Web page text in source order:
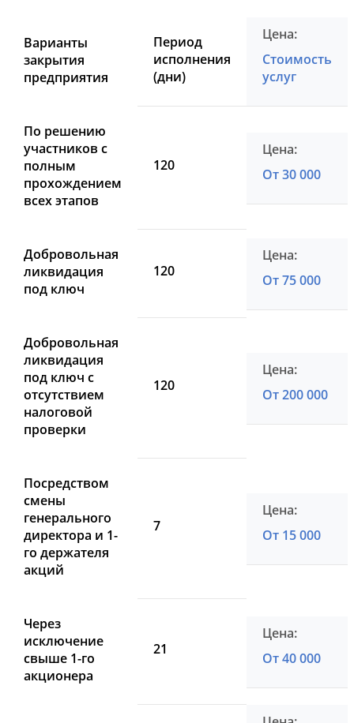
Варианты
закрытия
предприятия
Период
исполнения
(дни)
Стоимость
услуг
По решению
участников с
полным
прохождением
всех этапов
120
От 30 000
Добровольная
ликвидация
под ключ
120
От 75 000
Добровольная
ликвидация
под ключ с
отсутствием
налоговой
проверки
120
От 200 000
Посредством
смены
генерального
директора и 1-
го держателя
акций
7
От 15 000
Через
исключение
свыше 1-го
акционера
21
От 40 000